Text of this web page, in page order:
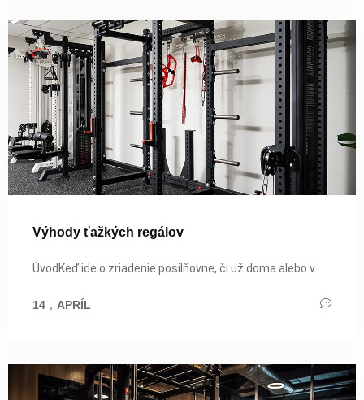
Výhody ťažkých regálov
ÚvodKeď ide o zriadenie posilňovne, či už doma alebo v
14 ， APRÍL